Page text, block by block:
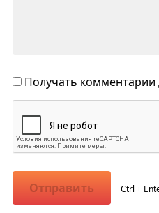
Получать комментарии
Отправить Ctrl +